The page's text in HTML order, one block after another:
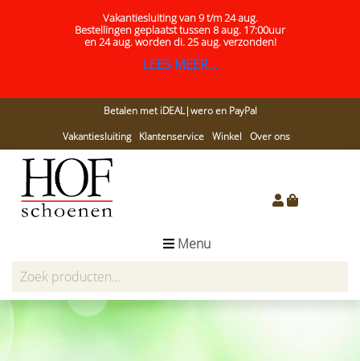
Vakantiesluiting van 9 t/m 24 aug.
Bestellingen geplaatst tussen 8 aug. 17:00uur
en 24 aug.worden di. 25 aug. verzonden!
LEES MEER...
Betalen met iDEAL|wero en PayPal
Vakantiesluiting
Klantenservice Winkel Over ons
Menu